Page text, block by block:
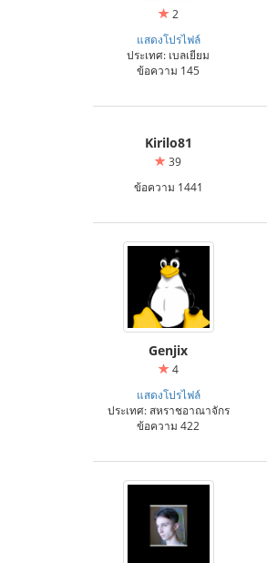
2
แสดงโปรไฟล์
ประเทศ: เบลเยียม
ข้อความ 145
Kirilo81
39
ข้อความ 1441
Genjix
4
แสดงโปรไฟล์
ประเทศ: สหราชอาณาจักร
ข้อความ 422